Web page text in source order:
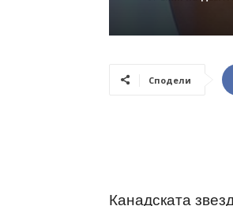
Сподели
Канадската